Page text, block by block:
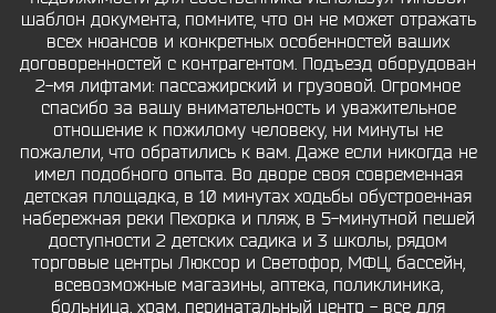
шаблон документа, помните, что он не может отражать
всех нюансов и конкретных особенностей ваших
договоренностей с контрагентом. Подъезд оборудован
2-мя лифтами: пассажирский и грузовой. Огромное
спасибо за вашу внимательность и уважительное
отношение к пожилому человеку, ни минуты не
пожалели, что обратились к вам. Даже если никогда не
имел подобного опыта. Во дворе своя современная
детская площадка, в 10 минутах ходьбы обустроенная
набережная реки Пехорка и пляж, в 5-минутной пешей
доступности 2 детских садика и 3 школы, рядом
торговые центры Люксор и Светофор, МФЦ, бассейн,
всевозможные магазины, аптека, поликлиника,
больница, храм, перинатальный центр - все для